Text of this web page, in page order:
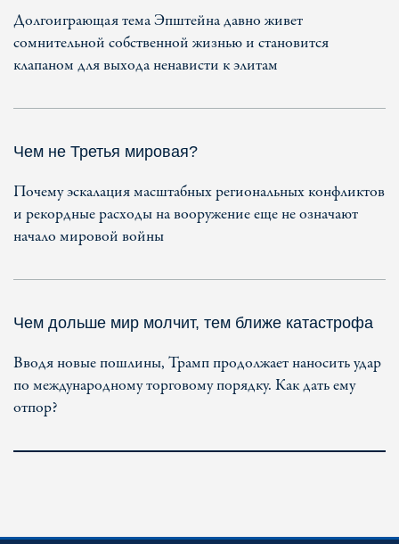
Долгоиграющая тема Эпштейна давно живет
сомнительной собственной жизнью и становится
клапаном для выхода ненависти к элитам
Чем не Третья мировая?
Почему эскалация масштабных региональных конфликтов
и рекордные расходы на вооружение еще не означают
начало мировой войны
Чем дольше мир молчит, тем ближе катастрофа
Вводя новые пошлины, Трамп продолжает наносить удар
по международному торговому порядку. Как дать ему
отпор?